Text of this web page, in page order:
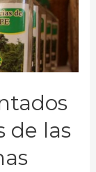
de las